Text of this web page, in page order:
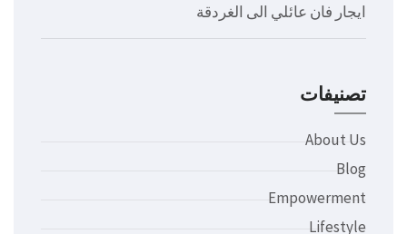
ايجار فان عائلي الى الغردقة
تصنيفات
About Us
Blog
Empowerment
Lifestyle